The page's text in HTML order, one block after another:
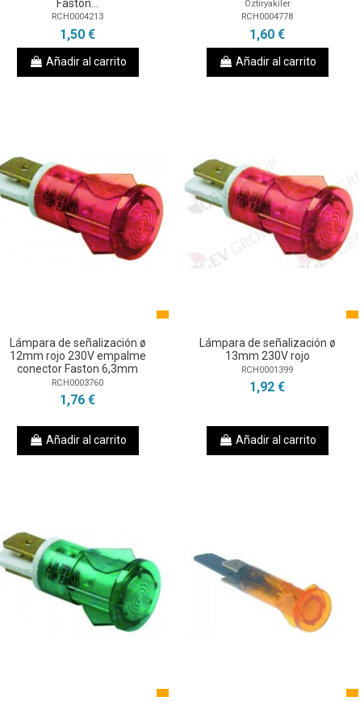
Faston...
RCH0004213
1,50 €
Añadir al carrito
Öztiryakiler
RCH0004778
1,60 €
Añadir al carrito
Lámpara de señalización ø
12mm rojo 230V empalme
conector Faston 6,3mm
RCH0003760
1,76 €
Añadir al carrito
Lámpara de señalización ø
13mm 230V rojo
RCH0001399
1,92 €
Añadir al carrito